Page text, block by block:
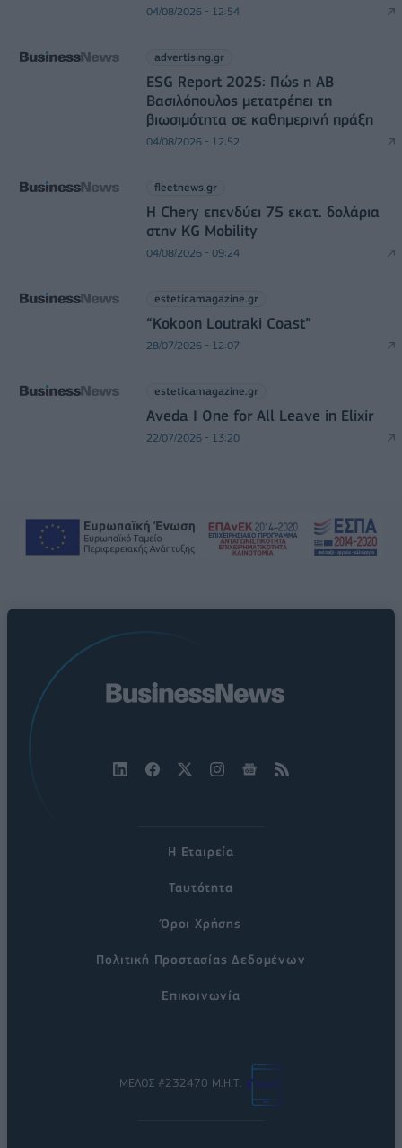
04/08/2026 - 12:54
advertising.gr
ESG Report 2025: Πώς η ΑΒ
Βασιλόπουλος μετατρέπει τη
βιωσιμότητα σε καθημερινή πράξη
04/08/2026 - 12:52
fleetnews.gr
Η Chery επενδύει 75 εκατ. δολάρια
στην KG Mobility
04/08/2026 - 09:24
esteticamagazine.gr
“Kokoon Loutraki Coast”
28/07/2026 - 12:07
esteticamagazine.gr
Aveda I One for All Leave in Elixir
22/07/2026 - 13:20
Η Εταιρεία
Ταυτότητα
Όροι Χρήσης
Πολιτική Προστασίας Δεδομένων
Επικοινωνία
ΜΕΛΟΣ #232470 Μ.Η.Τ.